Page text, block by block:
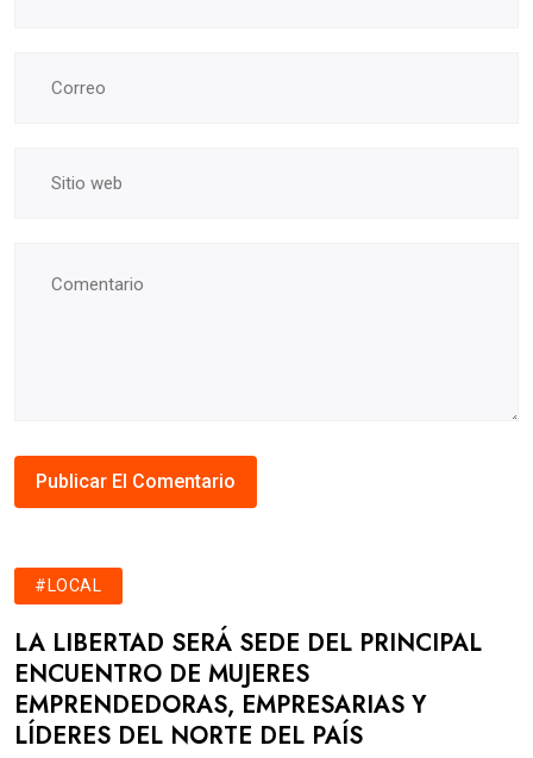
#LOCAL
LA LIBERTAD SERÁ SEDE DEL PRINCIPAL
ENCUENTRO DE MUJERES
EMPRENDEDORAS, EMPRESARIAS Y
LÍDERES DEL NORTE DEL PAÍS